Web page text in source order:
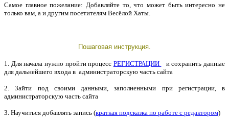
Самое главное пожелание: Добавляйте то, что может быть интересно не
только вам, а и другим посетителям Весёлой Хаты.
Пошаговая инструкция.
1. Для начала нужно пройти процесс РЕГИСТРАЦИИ
и сохранить данные
для дальнейшего входа в администраторскую часть сайта
2. Зайти под своими данными, заполненными при регистрации, в
администраторскую часть сайта
3. Научиться добавлять запись (краткая подсказка по работе с редактором)